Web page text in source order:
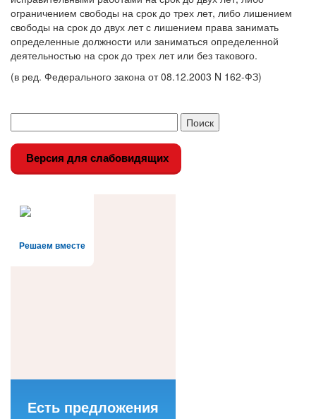
ограничением свободы на срок до трех лет, либо лишением
свободы на срок до двух лет с лишением права занимать
определенные должности или заниматься определенной
деятельностью на срок до трех лет или без такового.
(в ред. Федерального закона от 08.12.2003 N 162-ФЗ)
Версия для слабовидящих
Решаем вместе
Есть предложения